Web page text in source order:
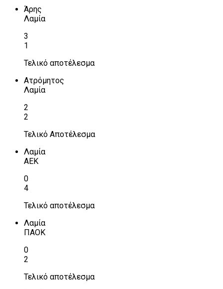
Άρης
Λαμία
3
1
Τελικό αποτέλεσμα
Ατρόμητος
Λαμία
2
2
Τελικό Αποτέλεσμα
Λαμία
ΑΕΚ
0
4
Τελικό αποτέλεσμα
Λαμία
ΠΑΟΚ
0
2
Τελικό αποτέλεσμα